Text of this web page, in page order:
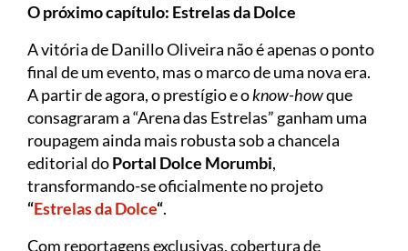
O próximo capítulo: Estrelas da Dolce
A vitória de Danillo Oliveira não é apenas o ponto
final de um evento, mas o marco de uma nova era.
A partir de agora, o prestígio e oknow-howque
consagraram a “Arena das Estrelas” ganham uma
roupagem ainda mais robusta sob a chancela
editorial doPortal Dolce Morumbi,
transformando-se oficialmente no projeto
“Estrelas da Dolce“.
Com reportagens exclusivas, cobertura de